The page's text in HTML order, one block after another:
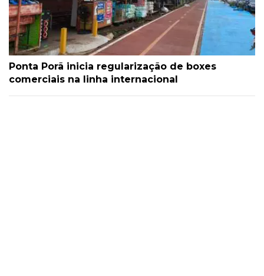
Ponta Porã inicia regularização de boxes
comerciais na linha internacional